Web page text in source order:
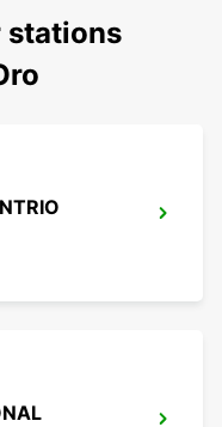
stations